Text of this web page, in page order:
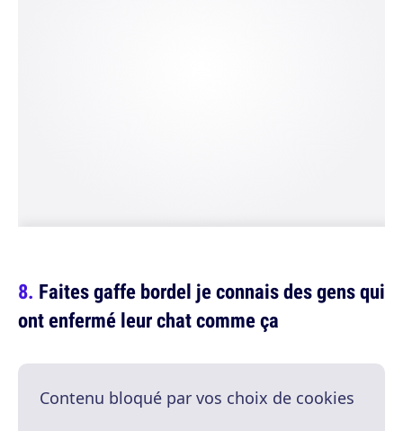
Faites gaffe bordel je connais des gens qui
ont enfermé leur chat comme ça
Contenu bloqué par vos choix de cookies